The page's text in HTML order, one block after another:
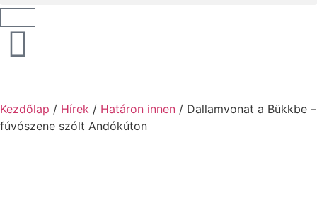
Kezdőlap / Hírek / Határon innen / Dallamvonat a Bükkbe –
fúvószene szólt Andókúton